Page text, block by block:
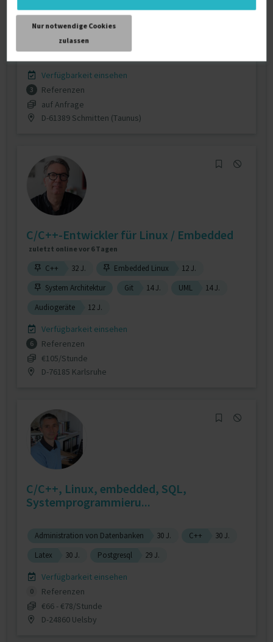
Nur notwendige Cookies
zulassen
C++ 24 J. Perl 13 J.
Programmierer C, C++
4 J.
Verfügbarkeit einsehen
3
Referenzen
auf Anfrage
D-61389 Schmitten (Taunus)
C/C++-Entwickler für Linux / Embedded
zuletzt online vor 6 Tagen
C++ 32 J. Embedded Linux
12 J.
System Architektur
Git 14 J. UML
14 J.
Audiogeräte
12 J.
Verfügbarkeit einsehen
6
Referenzen
€105/Stunde
D-76185 Karlsruhe
C/C++, Linux, embedded, SQL,
Systemprogrammieru...
Administration von Datenbanken 30 J. C++
30 J.
Latex
30 J. Postgresql 29 J.
Verfügbarkeit einsehen
0
Referenzen
€66 - €78/Stunde
D-24860 Uelsby